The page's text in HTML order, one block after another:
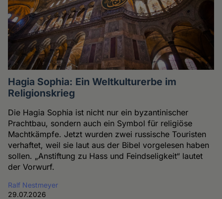
Hagia Sophia: Ein Weltkulturerbe im
Religionskrieg
Die Hagia Sophia ist nicht nur ein byzantinischer
Prachtbau, sondern auch ein Symbol für religiöse
Machtkämpfe. Jetzt wurden zwei russische Touristen
verhaftet, weil sie laut aus der Bibel vorgelesen haben
sollen. „Anstiftung zu Hass und Feindseligkeit“ lautet
der Vorwurf.
Ralf Nestmeyer
29.07.2026